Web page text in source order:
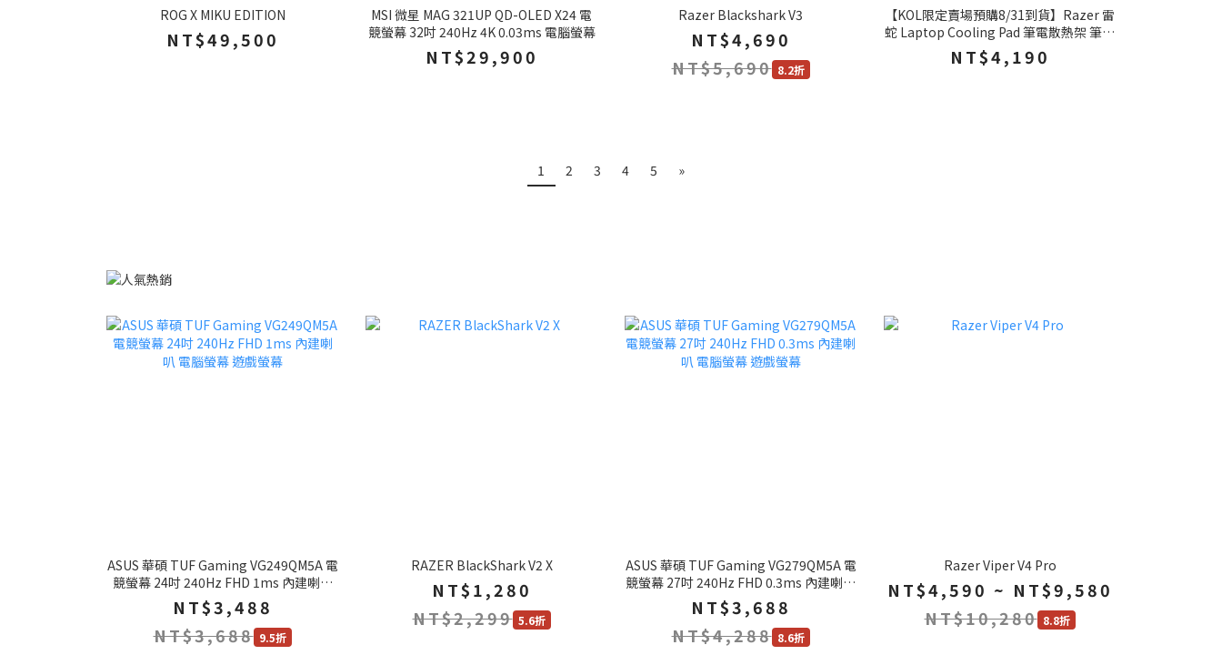
ROG X MIKU EDITION
NT$49,500
MSI 微星 MAG 321UP QD-OLED X24 電
競螢幕 32吋 240Hz 4K 0.03ms 電腦螢幕
NT$29,900
Razer Blackshark V3
NT$4,690
NT$5,690 8.2折
【KOL限定賣場預購8/31到貨】Razer 雷
蛇 Laptop Cooling Pad 筆電散熱架 筆電
散熱器 筆電支架 筆電散熱墊 散熱架
NT$4,190
1 2 3 4 5 »
ASUS 華碩 TUF Gaming VG249QM5A 電
競螢幕 24吋 240Hz FHD 1ms 內建喇叭
電腦螢幕 遊戲螢幕
NT$3,488
NT$3,688 9.5折
RAZER BlackShark V2 X
NT$1,280
NT$2,299 5.6折
ASUS 華碩 TUF Gaming VG279QM5A 電
競螢幕 27吋 240Hz FHD 0.3ms 內建喇叭
電腦螢幕 遊戲螢幕
NT$3,688
NT$4,288 8.6折
Razer Viper V4 Pro
NT$4,590 ~ NT$9,580
NT$10,280 8.8折